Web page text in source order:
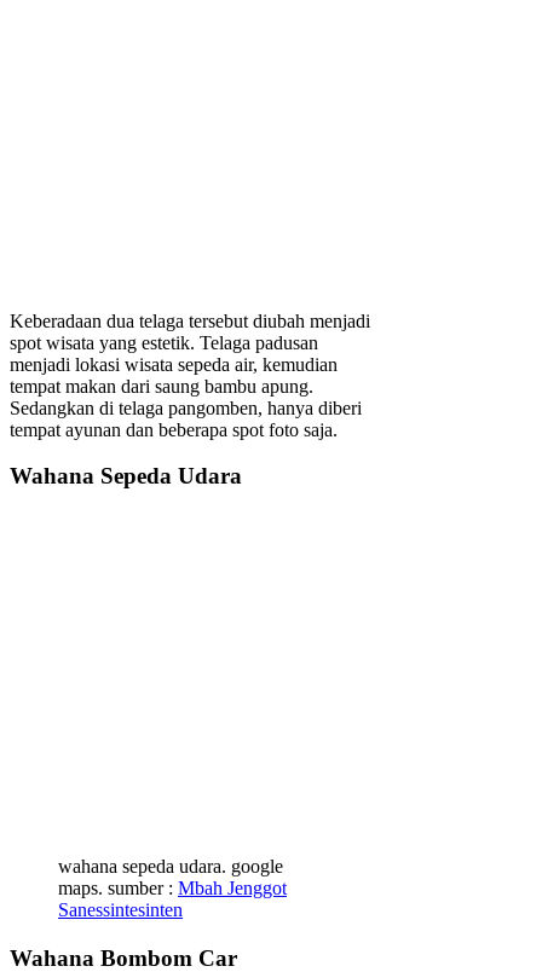
Keberadaan dua telaga tersebut diubah menjadi
spot wisata yang estetik. Telaga padusan
menjadi lokasi wisata sepeda air, kemudian
tempat makan dari saung bambu apung.
Sedangkan di telaga pangomben, hanya diberi
tempat ayunan dan beberapa spot foto saja.
Wahana Sepeda Udara
wahana sepeda udara. google
maps. sumber : Mbah Jenggot
Sanessintesinten
Wahana Bombom Car